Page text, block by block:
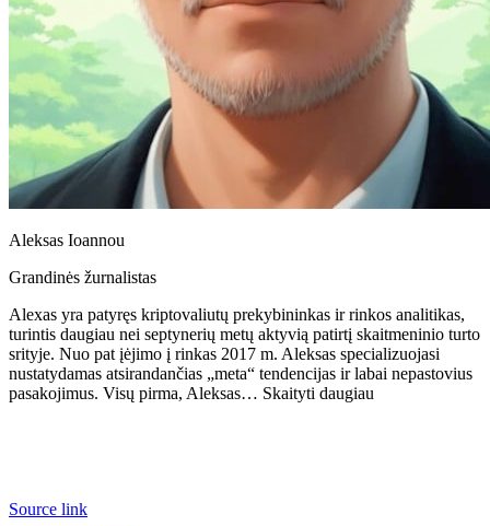
Aleksas Ioannou
Grandinės žurnalistas
Alexas yra patyręs kriptovaliutų prekybininkas ir rinkos analitikas,
turintis daugiau nei septynerių metų aktyvią patirtį skaitmeninio turto
srityje. Nuo pat įėjimo į rinkas 2017 m. Aleksas specializuojasi
nustatydamas atsirandančias „meta“ tendencijas ir labai nepastovius
pasakojimus. Visų pirma, Aleksas… Skaityti daugiau
Source link